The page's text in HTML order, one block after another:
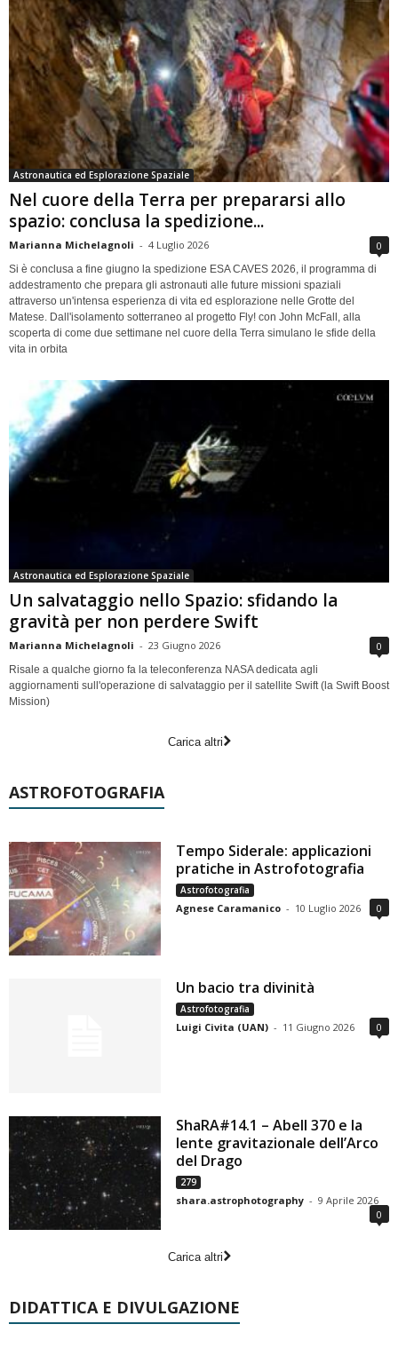
Astronautica ed Esplorazione Spaziale
Nel cuore della Terra per prepararsi allo
spazio: conclusa la spedizione...
Marianna Michelagnoli - 4 Luglio 2026 0
Si è conclusa a fine giugno la spedizione ESA CAVES 2026, il programma di
addestramento che prepara gli astronauti alle future missioni spaziali
attraverso un'intensa esperienza di vita ed esplorazione nelle Grotte del
Matese. Dall'isolamento sotterraneo al progetto Fly! con John McFall, alla
scoperta di come due settimane nel cuore della Terra simulano le sfide della
vita in orbita
Astronautica ed Esplorazione Spaziale
Un salvataggio nello Spazio: sfidando la
gravità per non perdere Swift
Marianna Michelagnoli - 23 Giugno 2026 0
Risale a qualche giorno fa la teleconferenza NASA dedicata agli
aggiornamenti sull'operazione di salvataggio per il satellite Swift (la Swift Boost
Mission)
Carica altri
ASTROFOTOGRAFIA
Tempo Siderale: applicazioni
pratiche in Astrofotografia
Astrofotografia
Agnese Caramanico - 10 Luglio 2026 0
Un bacio tra divinità
Astrofotografia
Luigi Civita (UAN) - 11 Giugno 2026 0
ShaRA#14.1 – Abell 370 e la
lente gravitazionale dell’Arco
del Drago
279
shara.astrophotography - 9 Aprile 2026
0
Carica altri
DIDATTICA E DIVULGAZIONE